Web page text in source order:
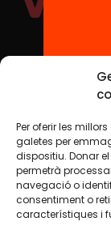
Per oferir les
galetes per
dispositiu. Donar
permetrà
navegació o
consentiment o
característiques i
Redes
TWT YTB
Aviso legal